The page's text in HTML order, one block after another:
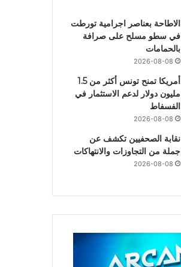
الاطاحة بعناصر اجرامية تورطت
في سطو مسلح على صرافة
بالحمامات
2026-08-08
أمريكا تمنح تونس أكثر من 1.5
مليون دولار لدعم الاستثمار في
الفسفاط
2026-08-08
نقابة الصحفيين تكشف عن
جملة من التجاوزات والانتهاكات
2026-08-08